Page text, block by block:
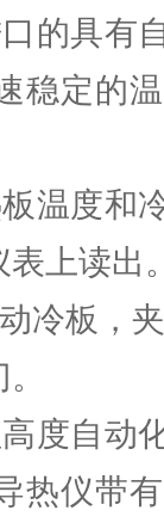
的具有
稳定的
温度和
表上读出
冷板，
度自动
热仪带